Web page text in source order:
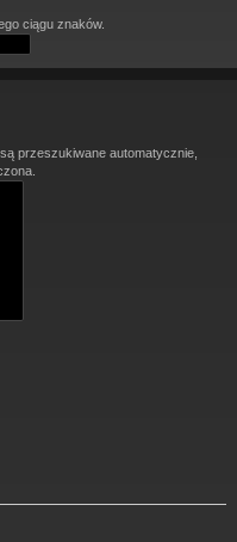
ciągu znaków.
przeszukiwane automatycznie,